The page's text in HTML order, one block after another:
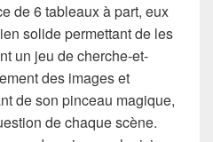
de 6 tableaux à part, eux
solide permettant de les
un jeu de cherche-et-
des images et
de son pinceau magique,
de chaque scène.